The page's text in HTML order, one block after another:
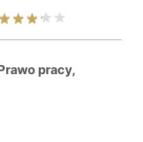
pracy,